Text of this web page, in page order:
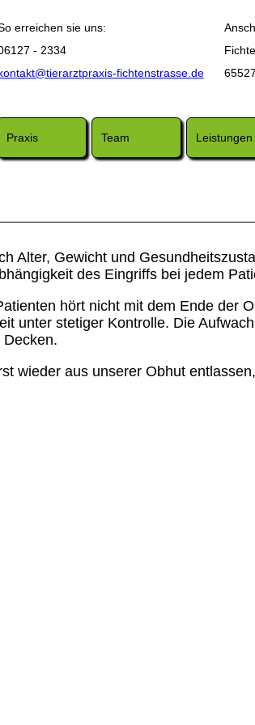
erreichen sie uns:
- 2334
fichtenstrasse.de
Praxis Team Leistungen
Alter, Gewicht und
des Eingriffs bei jedem
hört nicht mit dem Ende der
unter stetiger Kontrolle. Die
wieder aus unserer Obhut